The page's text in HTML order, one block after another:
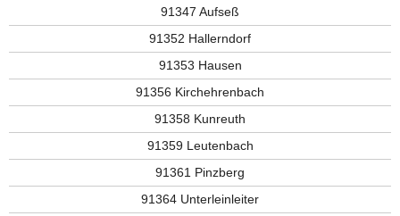
91347 Aufseß
91352 Hallerndorf
91353 Hausen
91356 Kirchehrenbach
91358 Kunreuth
91359 Leutenbach
91361 Pinzberg
91364 Unterleinleiter